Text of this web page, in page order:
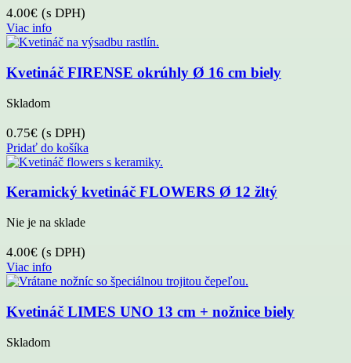
4.00€ (s DPH)
Viac info
Kvetináč FIRENSE okrúhly Ø 16 cm biely
Skladom
0.75€ (s DPH)
Pridať do košíka
Keramický kvetináč FLOWERS Ø 12 žltý
Nie je na sklade
4.00€ (s DPH)
Viac info
Kvetináč LIMES UNO 13 cm + nožnice biely
Skladom